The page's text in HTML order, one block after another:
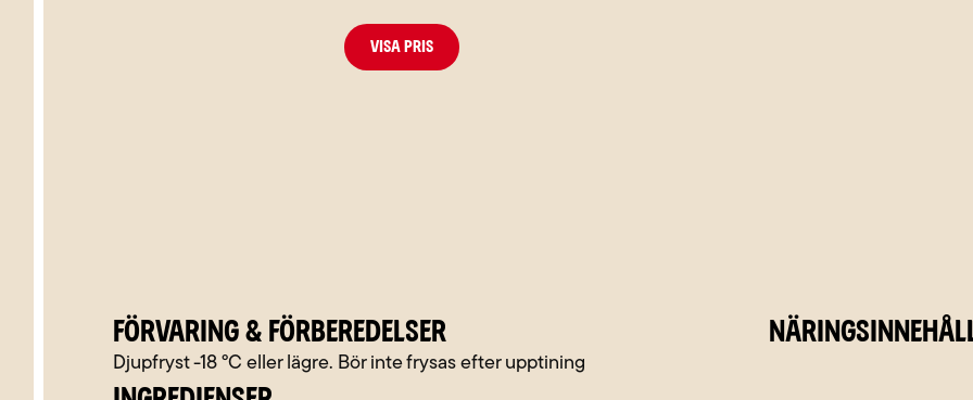
Visa pris
FÖRVARING & FÖRBEREDELSER
Djupfryst -18 °C eller lägre. Bör inte frysas efter upptining